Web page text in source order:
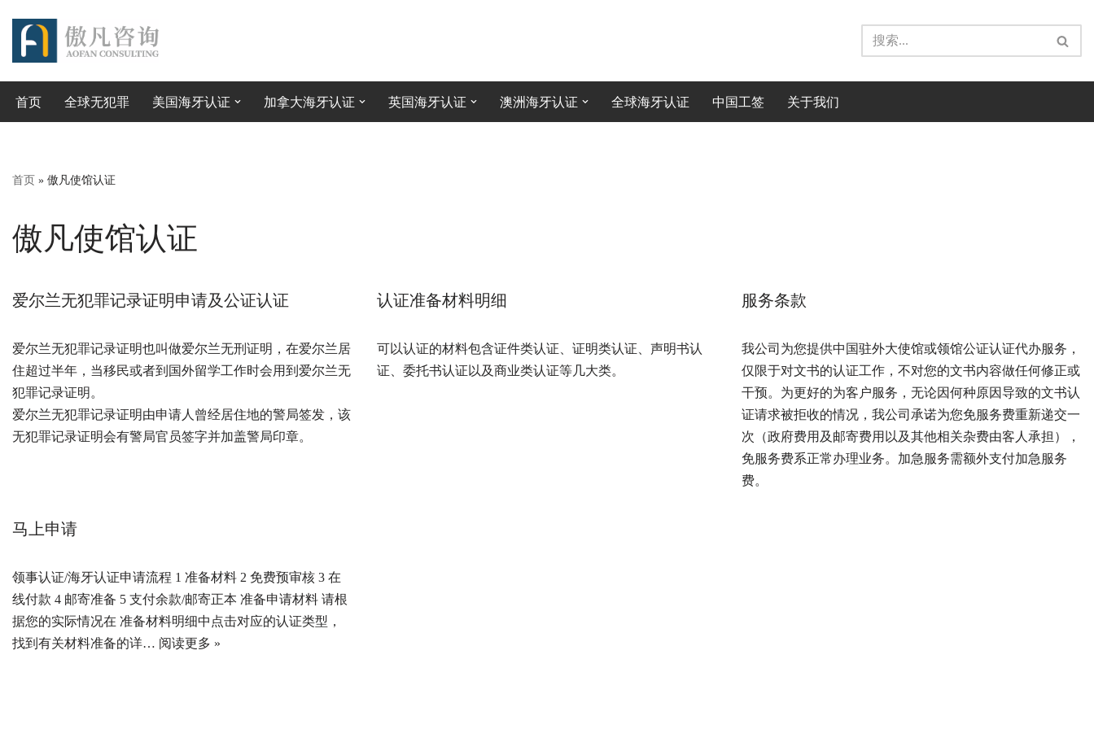
至
文
首页 全球无犯罪 美国海牙认证 加拿大海牙认证 英国海牙认证 澳洲海牙认证 全球海牙认证 中国工签 关于我们
首页 » 傲凡使馆认证
傲凡使馆认证
爱尔兰无犯罪记录证明申请及公证认证
爱尔兰无犯罪记录证明也叫做爱尔兰无刑证明，在爱尔兰居
住超过半年，当移民或者到国外留学工作时会用到爱尔兰无
犯罪记录证明。
爱尔兰无犯罪记录证明由申请人曾经居住地的警局签发，该
无犯罪记录证明会有警局官员签字并加盖警局印章。
认证准备材料明细
可以认证的材料包含证件类认证、证明类认证、声明书认
证、委托书认证以及商业类认证等几大类。
服务条款
我公司为您提供中国驻外大使馆或领馆公证认证代办服务，
仅限于对文书的认证工作，不对您的文书内容做任何修正或
干预。为更好的为客户服务，无论因何种原因导致的文书认
证请求被拒收的情况，我公司承诺为您免服务费重新递交一
次（政府费用及邮寄费用以及其他相关杂费由客人承担），
免服务费系正常办理业务。加急服务需额外支付加急服务
费。
马上申请
领事认证/海牙认证申请流程 1 准备材料 2 免费预审核 3 在
线付款 4 邮寄准备 5 支付余款/邮寄正本 准备申请材料 请根
据您的实际情况在 准备材料明细中点击对应的认证类型，
找到有关材料准备的详… 阅读更多 »